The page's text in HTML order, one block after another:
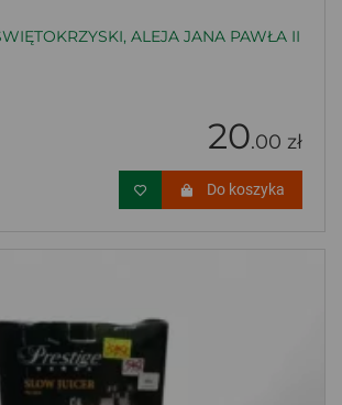
ALEJA JANA PAWŁA II
20.00 zł
Do koszyka